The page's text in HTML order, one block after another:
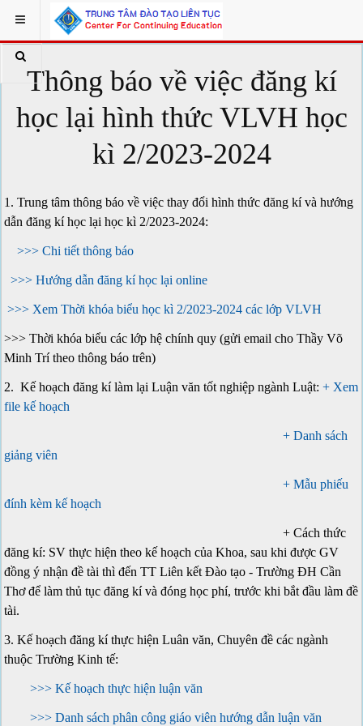
Thông báo về việc đăng kí
học lại hình thức VLVH học
kì 2/2023-2024
1. Trung tâm thông báo về việc thay đổi hình thức đăng kí và hướng
dẫn đăng kí học lại học kì 2/2023-2024:
>>> Chi tiết thông báo
>>> Hướng dẫn đăng kí học lại online
>>> Xem Thời khóa biểu học kì 2/2023-2024 các lớp VLVH
>>> Thời khóa biểu các lớp hệ chính quy (gửi email cho Thầy Võ
Minh Trí theo thông báo trên)
2. Kế hoạch đăng kí làm lại Luận văn tốt nghiệp ngành Luật: + Xem
file kế hoạch
+ Danh sách
giảng viên
+ Mẫu phiếu
đính kèm kế hoạch
+ Cách thức
đăng kí: SV thực hiện theo kế hoạch của Khoa, sau khi được GV
đồng ý nhận đề tài thì đến TT Liên kết Đào tạo - Trường ĐH Cần
Thơ để làm thủ tục đăng kí và đóng học phí, trước khi bắt đầu làm đề
tài.
3. Kế hoạch đăng kí thực hiện Luân văn, Chuyên đề các ngành
thuộc Trường Kinh tế:
>>> Kế hoạch thực hiện luận văn
>>> Danh sách phân công giáo viên hướng dẫn luận văn